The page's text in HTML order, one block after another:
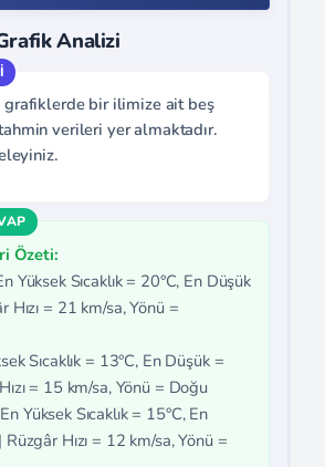
Analizi
grafiklerde bir ilimize ait beş
verileri yer almaktadır.
Özeti:
Yüksek Sıcaklık = 20°C, En Düşük
Hızı = 21 km/sa, Yönü =
Sıcaklık = 13°C, En Düşük =
= 15 km/sa, Yönü = Doğu
En Yüksek Sıcaklık = 15°C, En
Hızı = 12 km/sa, Yönü =